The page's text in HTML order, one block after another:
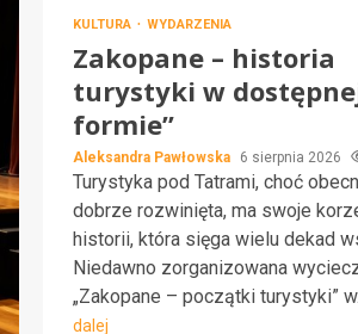
KULTURA WYDARZENIA
Zakopane – historia
turystyki w
formie”
Aleksandra Pawłowska 6 sierpnia 2026
Turystyka pod Tatrami, choć
dobrze rozwinięta, ma swoje
historii, która sięga wielu dekad
Niedawno zorganizowana
„Zakopane – początki turystyki”
dalej